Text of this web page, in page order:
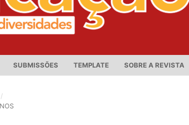
SUBMISSÕES TEMPLATE SOBRE A REVISTA
/